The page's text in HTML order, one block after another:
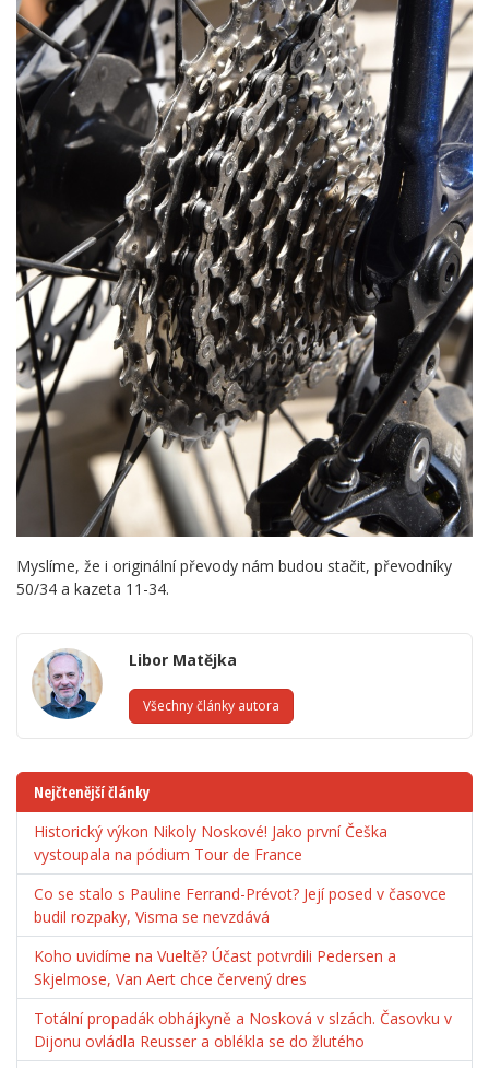
Myslíme, že i originální převody nám budou stačit, převodníky
50/34 a kazeta 11-34.
Libor Matějka
Všechny články autora
Nejčtenější články
Historický výkon Nikoly Noskové! Jako první Češka
vystoupala na pódium Tour de France
Co se stalo s Pauline Ferrand-Prévot? Její posed v časovce
budil rozpaky, Visma se nevzdává
Koho uvidíme na Vueltě? Účast potvrdili Pedersen a
Skjelmose, Van Aert chce červený dres
Totální propadák obhájkyně a Nosková v slzách. Časovku v
Dijonu ovládla Reusser a oblékla se do žlutého